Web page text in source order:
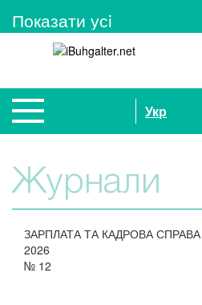
Показати усi
Укр
Журнали
ЗАРПЛАТА ТА КАДРОВА СПРАВА
2026
№ 12